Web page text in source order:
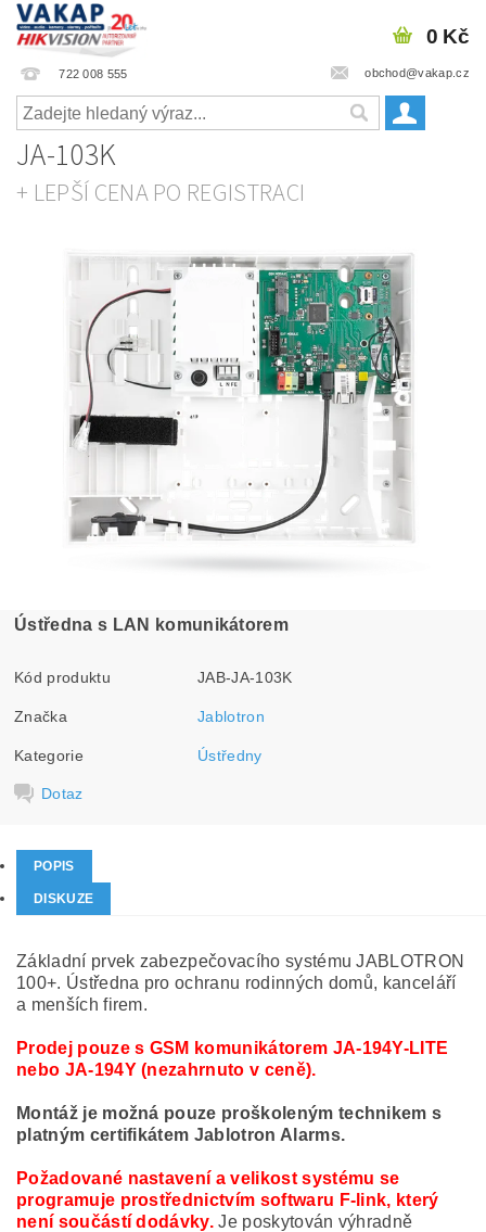
722 008 555 obchod@vakap.cz
0 Kč
JA-103K
+ LEPŠÍ CENA PO REGISTRACI
Ústředna s LAN komunikátorem
Kód produktu JAB-JA-103K
Značka Jablotron
Kategorie Ústředny
Dotaz
POPIS
DISKUZE
Základní prvek zabezpečovacího systému JABLOTRON
100+. Ústředna pro ochranu rodinných domů, kanceláří
a menších firem.
Prodej pouze s GSM komunikátorem JA-194Y-LITE
nebo JA-194Y (nezahrnuto v ceně).
Montáž je možná pouze proškoleným technikem s
platným certifikátem Jablotron Alarms.
Požadované nastavení a velikost systému se
programuje prostřednictvím softwaru F-link, který
není součástí dodávky. Je poskytován výhradně